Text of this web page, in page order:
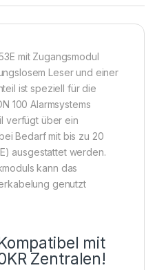
mit Zugangsmodul
Leser und einer
ist speziell für die
100 Alarmsystems
verfügt über ein
Bedarf mit bis zu 20
ausgestattet werden.
kann das
genutzt
mit
Zentralen!